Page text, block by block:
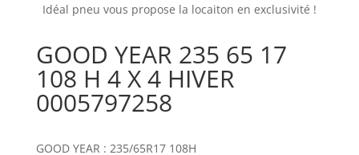
Idéal pneu vous propose la locaiton en exclusivité !
GOOD YEAR 235 65 17
108 H 4 X 4 HIVER
0005797258
GOOD YEAR : 235/65R17 108H